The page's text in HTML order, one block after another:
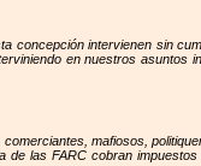
concepción intervienen sin
en nuestros asuntos
mafiosos,
las FARC cobran